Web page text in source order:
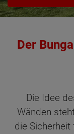
Der
Die Idee
Wänden
die Sicherheit